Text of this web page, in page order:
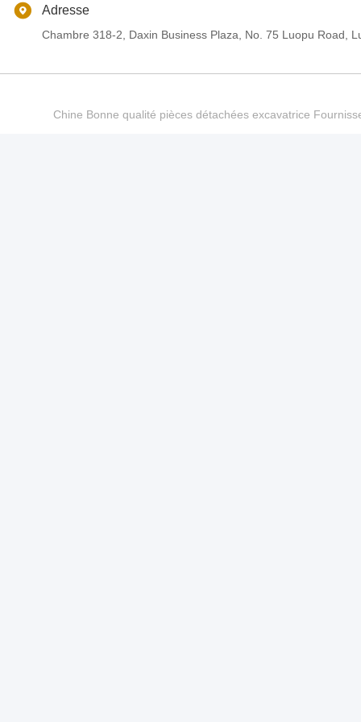
Adresse
Chambre 318-2, Daxin Business Plaza, No. 75 Luopu Road,
Chine Bonne qualité pièces détachées excavatrice